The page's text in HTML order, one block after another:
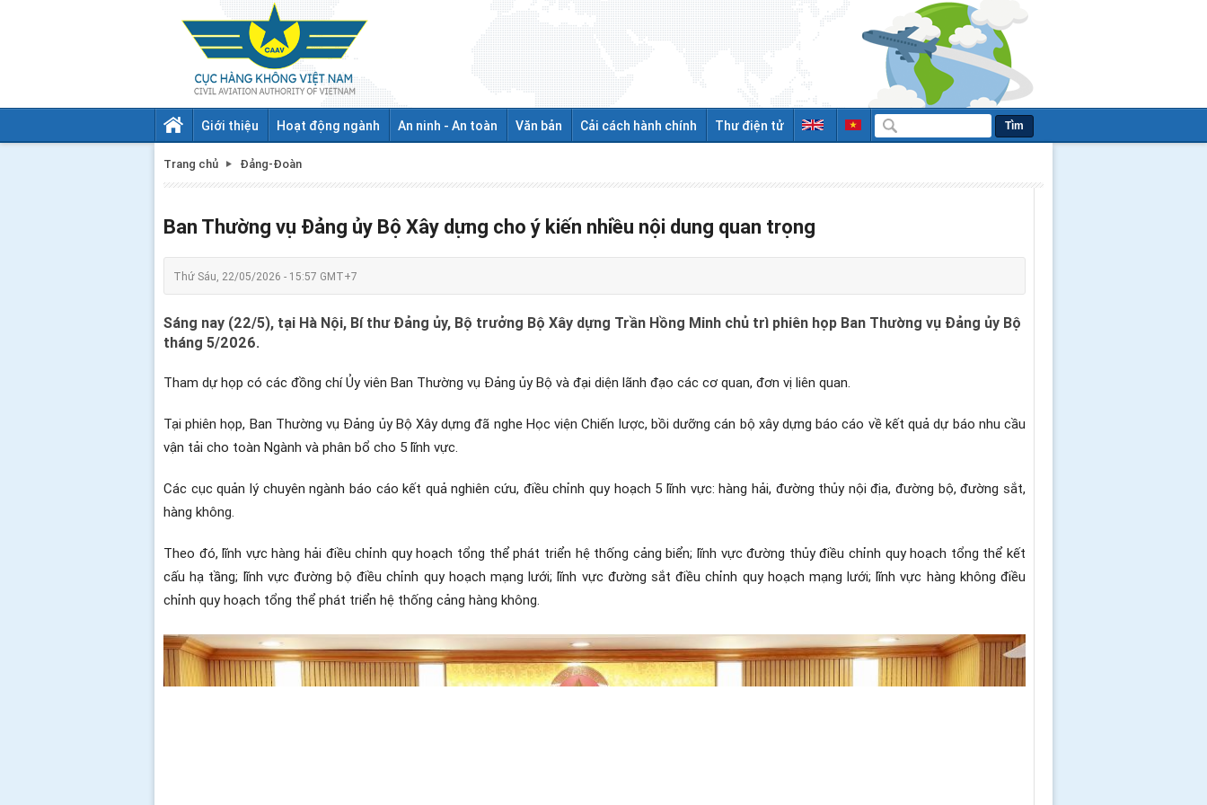
Giới thiệu Hoạt động ngành An ninh - An toàn Văn bản Cải cách hành chính Thư điện tử Tìm
Trang chủ Đảng-Đoàn
Ban Thường vụ Đảng ủy Bộ Xây dựng cho ý kiến nhiều nội dung quan trọng
Thứ Sáu, 22/05/2026 - 15:57 GMT+7
Sáng nay (22/5), tại Hà Nội, Bí thư Đảng ủy, Bộ trưởng Bộ Xây dựng Trần Hồng Minh chủ trì phiên họp Ban Thường vụ Đảng ủy Bộ
tháng 5/2026.
Tham dự họp có các đồng chí Ủy viên Ban Thường vụ Đảng ủy Bộ và đại diện lãnh đạo các cơ quan, đơn vị liên quan.
Tại phiên họp, Ban Thường vụ Đảng ủy Bộ Xây dựng đã nghe Học viện Chiến lược, bồi dưỡng cán bộ xây dựng báo cáo về kết quả dự báo nhu cầu
vận tải cho toàn Ngành và phân bổ cho 5 lĩnh vực.
Các cục quản lý chuyên ngành báo cáo kết quả nghiên cứu, điều chỉnh quy hoạch 5 lĩnh vực: hàng hải, đường thủy nội địa, đường bộ, đường sắt,
hàng không.
Theo đó, lĩnh vực hàng hải điều chỉnh quy hoạch tổng thể phát triển hệ thống cảng biển; lĩnh vực đường thủy điều chỉnh quy hoạch tổng thể kết
cấu hạ tầng; lĩnh vực đường bộ điều chỉnh quy hoạch mạng lưới; lĩnh vực đường sắt điều chỉnh quy hoạch mạng lưới; lĩnh vực hàng không điều
chỉnh quy hoạch tổng thể phát triển hệ thống cảng hàng không.